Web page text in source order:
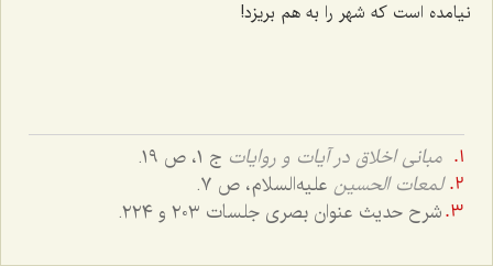
نیامده است که شهر را به هم بریزد!
مبانی اخلاق در آیات و روایات ج ١، ص ١٩.
لمعات الحسین علیه‌السلام، ص ٧.
شرح حدیث عنوان بصری جلسات ٢٠٣ و ٢٢٤.